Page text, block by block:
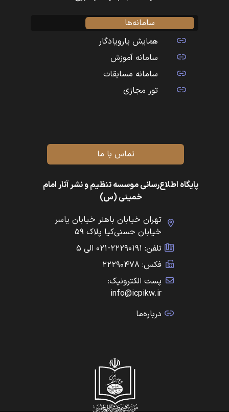
سامانه‌ها
همایش یارویادگار
سامانه آموزش
سامانه مسابقات
تور مجازی
تماس با ما
پایگاه اطلاع‌رسانی موسسه تنظیم و نشر آثار امام
خمینی (س)
تهران خیابان باهنر خیابان یاسر
خیابان حسنی‌کیا پلاک ۵۹
تلفن: ۲۲۲۹۰۱۹۱-۰۲۱ الی ۵
فکس: ۲۲۲۹۰۴۷۸
پست الکترونیک:
info@icpikw.ir
درباره‌ما